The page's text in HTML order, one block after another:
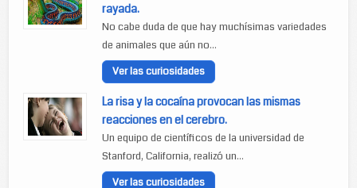
rayada.
No cabe duda de que hay muchísimas variedades
de animales que aún no...
Ver las curiosidades
La risa y la cocaína provocan las mismas
reacciones en el cerebro.
Un equipo de científicos de la universidad de
Stanford, California, realizó un...
Ver las curiosidades